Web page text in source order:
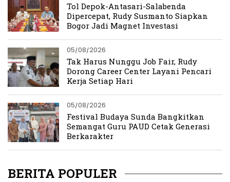
Tol Depok-Antasari-Salabenda
Dipercepat, Rudy Susmanto Siapkan
Bogor Jadi Magnet Investasi
05/08/2026
Tak Harus Nunggu Job Fair, Rudy
Dorong Career Center Layani Pencari
Kerja Setiap Hari
05/08/2026
Festival Budaya Sunda Bangkitkan
Semangat Guru PAUD Cetak Generasi
Berkarakter
BERITA POPULER